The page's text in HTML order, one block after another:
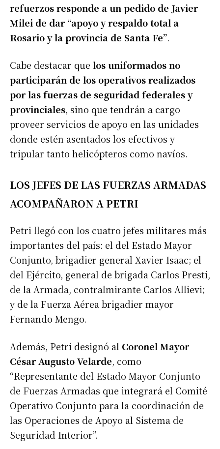
refuerzos responde a un pedido de Javier
Milei de dar “apoyo y respaldo total a
Rosario y la provincia de Santa Fe”.
Cabe destacar que los uniformados no
participarán de los operativos realizados
por las fuerzas de seguridad federales y
provinciales, sino que tendrán a cargo
proveer servicios de apoyo en las unidades
donde estén asentados los efectivos y
tripular tanto helicópteros como navíos.
LOS JEFES DE LAS FUERZAS ARMADAS
ACOMPAÑARON A PETRI
Petri llegó con los cuatro jefes militares más
importantes del país: el del Estado Mayor
Conjunto, brigadier general Xavier Isaac; el
del Ejército, general de brigada Carlos Presti,
de la Armada, contralmirante Carlos Allievi;
y de la Fuerza Aérea brigadier mayor
Fernando Mengo.
Además, Petri designó al Coronel Mayor
César Augusto Velarde, como
“Representante del Estado Mayor Conjunto
de Fuerzas Armadas que integrará el Comité
Operativo Conjunto para la coordinación de
las Operaciones de Apoyo al Sistema de
Seguridad Interior”.